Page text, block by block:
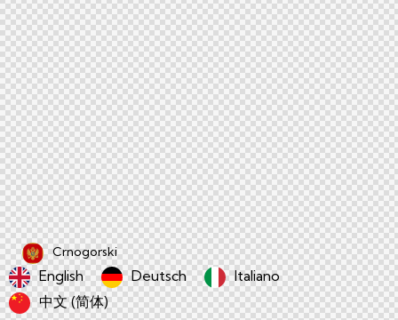
Crnogorski
English Deutsch
Italiano
中文 (简体)